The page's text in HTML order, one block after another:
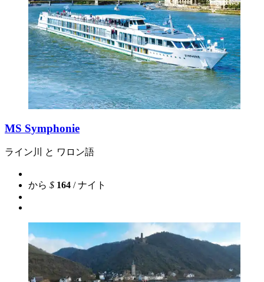
MS Symphonie
ライン川 と ワロン語
から $ 164 / ナイト